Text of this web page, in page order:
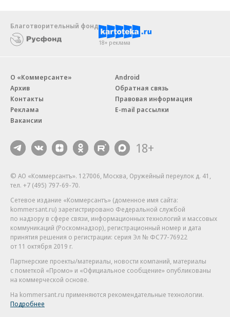
Благотворительный фонд
18+ реклама
О «Коммерсанте»
Архив
Контакты
Реклама
Вакансии
Android
Обратная связь
Правовая информация
E-mail рассылки
18+
© АО «Коммерсантъ». 127006, Москва, Оружейный переулок д. 41,
тел. +7 (495) 797-69-70.
Сетевое издание «Коммерсантъ» (доменное имя сайта:
kommersant.ru) зарегистрировано Федеральной службой
по надзору в сфере связи, информационных технологий и массовых
коммуникаций (Роскомнадзор), регистрационный номер и дата
принятия решения о регистрации: серия Эл № ФС77-76922
от 11 октября 2019 г.
Партнерские проекты/материалы, новости компаний, материалы
с пометкой «Промо» и «Официальное сообщение» опубликованы
на коммерческой основе.
На kommersant.ru применяются рекомендательные технологии.
Подробнее